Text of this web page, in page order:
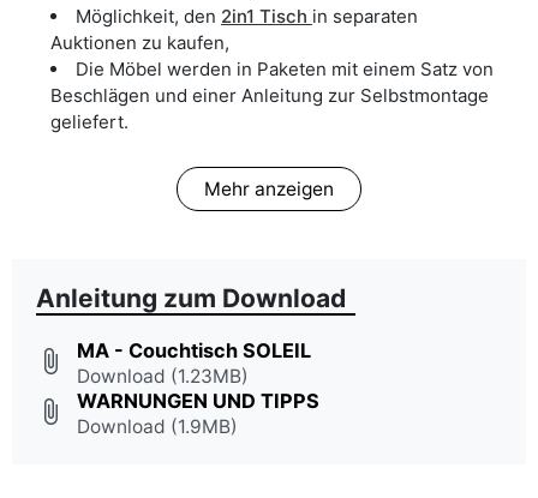
Möglichkeit, den 2in1 Tisch in separaten
Auktionen zu kaufen,
Die Möbel werden in Paketen mit einem Satz von
Beschlägen und einer Anleitung zur Selbstmontage
geliefert.
Mehr anzeigen
Anleitung zum Download
attach_file MA - Couchtisch SOLEIL
Download (1.23MB)
attach_file WARNUNGEN UND TIPPS
Download (1.9MB)